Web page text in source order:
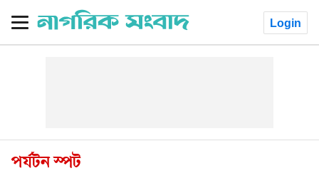
Login
পর্যটন স্পট